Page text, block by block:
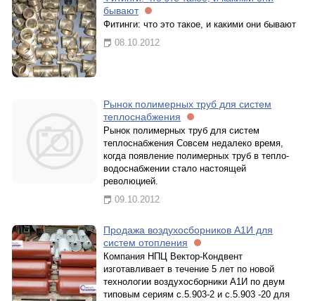
бывают
Фитинги: что это такое, и какими они бывают
08.10.2012
Рынок полимерных труб для систем
теплоснабжения
Рынок полимерных труб для систем
теплоснабжения Совсем недалеко время,
когда появление полимерных труб в тепло-
водоснабжении стало настоящей
революцией.
09.10.2012
Продажа воздухосборников А1И для
систем отопления
Компания НПЦ Вектор-Кондвент
изготавливает в течение 5 лет по новой
технологии воздухосборники А1И по двум
типовым сериям с.5.903-2 и с.5.903 -20 для